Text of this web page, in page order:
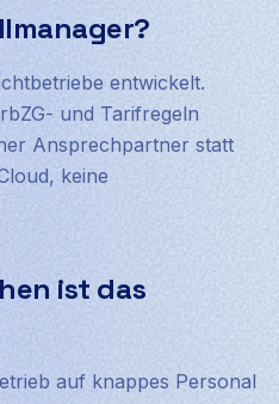
entwickelt.
und Tarifregeln
Ansprechpartner statt
keine
ist das
auf knappes Personal